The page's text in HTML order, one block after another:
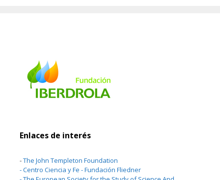
Enlaces de interés
-The John Templeton Foundation
-Centro Ciencia y Fe - Fundación Fliedner